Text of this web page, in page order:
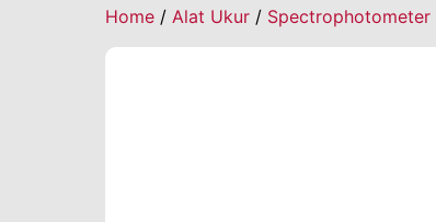
Home / Alat Ukur / Spectrophotometer